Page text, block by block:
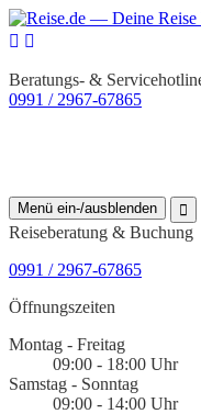
Beratungs- &
0991 / 2967-67865
Menü ein-/ausblenden
Reiseberatung & Buchung
0991 / 2967-67865
Öffnungszeiten
Montag - Freitag
09:00 - 18:00 Uhr
Samstag - Sonntag
09:00 - 14:00 Uhr